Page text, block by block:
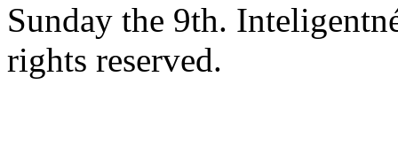
Sunday the 9th.
rights reserved.